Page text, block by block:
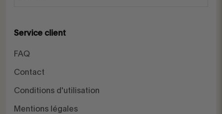
Service client
FAQ
Contact
Conditions d'utilisation
Mentions légales